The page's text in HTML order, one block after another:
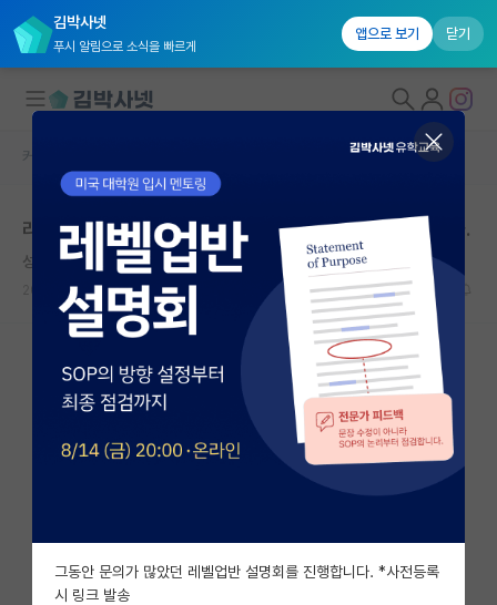
김박사넷
푸시 알림으로 소식을 빠르게
앱으로 보기 닫기
대학원생 모집
국내대학원 정보
연구실&오픈랩
커뮤니티
커뮤니티 홈
전체글보기
베스트 게시판
자유 게시판(아무개랩)
미국 유학 게시판
커뮤니티 홈
리뷰논문 써보신 선배님들, figure 관련 질문이 있습니다.
성급한 코페르니쿠스
2023.12.13 2 4834
그동안 문의가 많았던 레벨업반 설명회를 진행합니다. *사전등록
시 링크 발송